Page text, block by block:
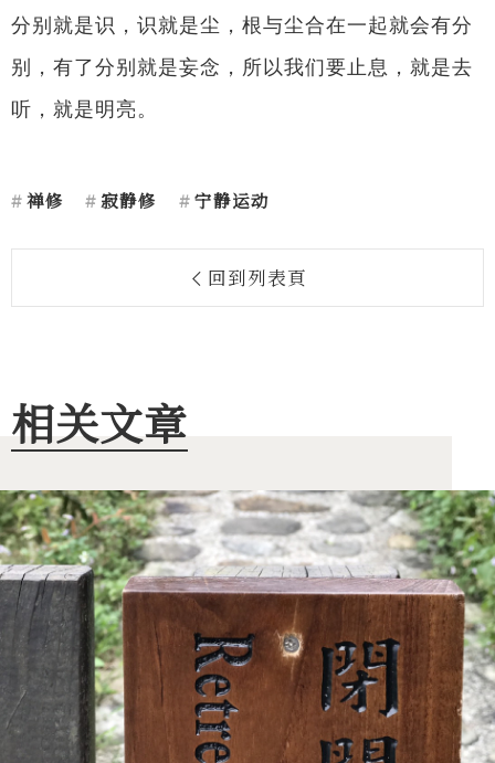
分别就是识，识就是尘，根与尘合在一起就会有分
别，有了分别就是妄念，所以我们要止息，就是去
听，就是明亮。
禅修 寂静修 宁静运动
回到列表頁
相关文章